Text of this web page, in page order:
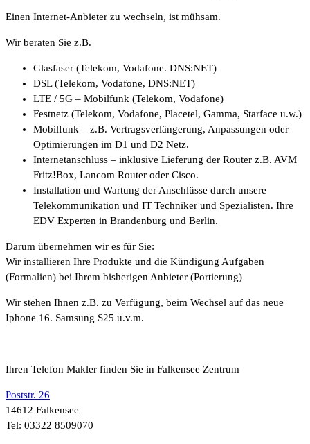
Einen Internet-Anbieter zu wechseln, ist mühsam.
Wir beraten Sie z.B.
Glasfaser (Telekom, Vodafone. DNS:NET)
DSL (Telekom, Vodafone, DNS:NET)
LTE / 5G – Mobilfunk (Telekom, Vodafone)
Festnetz (Telekom, Vodafone, Placetel, Gamma, Starface u.w.)
Mobilfunk – z.B. Vertragsverlängerung, Anpassungen oder
Optimierungen im D1 und D2 Netz.
Internetanschluss – inklusive Lieferung der Router z.B. AVM
Fritz!Box, Lancom Router oder Cisco.
Installation und Wartung der Anschlüsse durch unsere
Telekommunikation und IT Techniker und Spezialisten. Ihre
EDV Experten in Brandenburg und Berlin.
Darum übernehmen wir es für Sie:
Wir installieren Ihre Produkte und die Kündigung Aufgaben
(Formalien) bei Ihrem bisherigen Anbieter (Portierung)
Wir stehen Ihnen z.B. zu Verfügung, beim Wechsel auf das neue
Iphone 16. Samsung S25 u.v.m.
Ihren Telefon Makler finden Sie in Falkensee Zentrum
Poststr. 26
14612 Falkensee
Tel: 03322 8509070